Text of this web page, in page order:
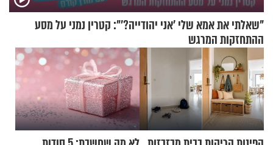
"שאלתי את אמא שלי 'אני יהודייה?'": קטרין נמני על מסע
ההתחזקות המרגש